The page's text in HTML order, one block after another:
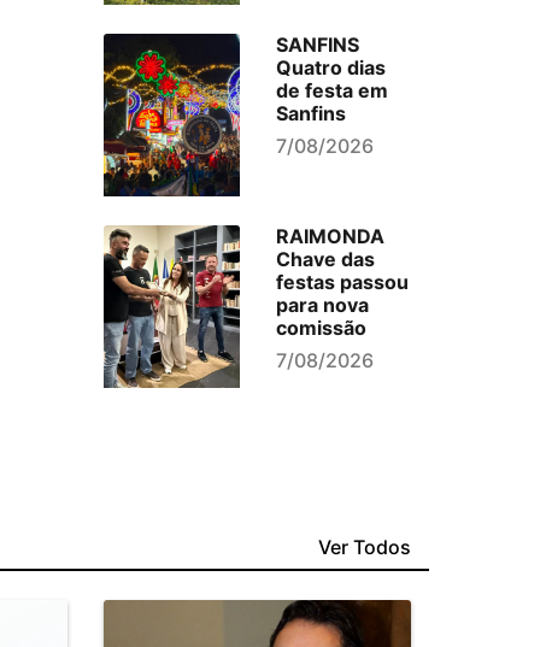
SANFINS
Quatro dias
de festa em
Sanfins
7/08/2026
RAIMONDA
Chave das
festas passou
para nova
comissão
7/08/2026
Ver Todos